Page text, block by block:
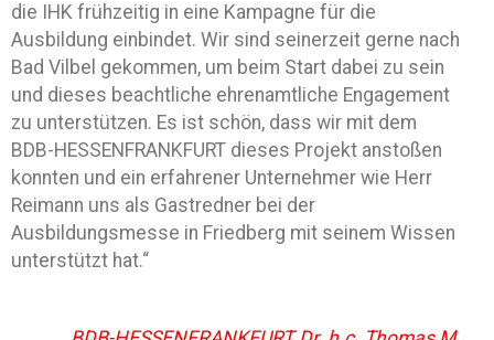
die IHK frühzeitig in eine Kampagne für die
Ausbildung einbindet. Wir sind seinerzeit gerne nach
Bad Vilbel gekommen, um beim Start dabei zu sein
und dieses beachtliche ehrenamtliche Engagement
zu unterstützen. Es ist schön, dass wir mit dem
BDB-HESSENFRANKFURT dieses Projekt anstoßen
konnten und ein erfahrener Unternehmer wie Herr
Reimann uns als Gastredner bei der
Ausbildungsmesse in Friedberg mit seinem Wissen
unterstützt hat.“